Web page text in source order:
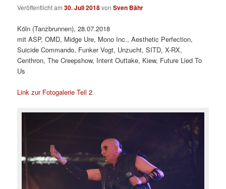
Veröffentlicht am30. Juli 2018vonSven Bähr
Köln (Tanzbrunnen), 28.07.2018
mit ASP, OMD, Midge Ure, Mono Inc., Aesthetic Perfection,
Suicide Commando, Funker Vogt, Unzucht, SITD, X-RX,
Centhron, The Creepshow, Intent Outtake, Kiew, Future Lied To
Us
Link zur Fotogalerie Teil 2